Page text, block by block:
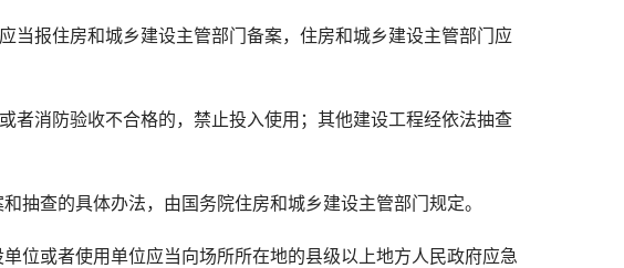
当报住房和城乡建设主管部门备案，住房和城乡建设主管部门应
者消防验收不合格的，禁止投入使用；其他建设工程经依法抽查
抽查的具体办法，由国务院住房和城乡建设主管部门规定。
位或者使用单位应当向场所所在地的县级以上地方人民政府应急